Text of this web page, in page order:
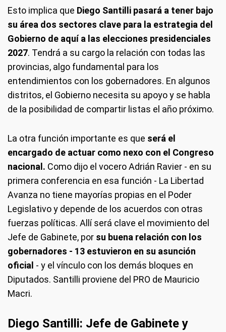
Esto implica que Diego Santilli pasará a tener bajo
su área dos sectores clave para la estrategia del
Gobierno de aquí a las elecciones presidenciales
2027. Tendrá a su cargo la relación con todas las
provincias, algo fundamental para los
entendimientos con los gobernadores. En algunos
distritos, el Gobierno necesita su apoyo y se habla
de la posibilidad de compartir listas el año próximo.
La otra función importante es que será el
encargado de actuar como nexo con el Congreso
nacional. Como dijo el vocero Adrián Ravier - en su
primera conferencia en esa función - La Libertad
Avanza no tiene mayorías propias en el Poder
Legislativo y depende de los acuerdos con otras
fuerzas políticas. Allí será clave el movimiento del
Jefe de Gabinete, por su buena relación con los
gobernadores - 13 estuvieron en su asunción
oficial - y el vínculo con los demás bloques en
Diputados. Santilli proviene del PRO de Mauricio
Macri.
Diego Santilli: Jefe de Gabinete y